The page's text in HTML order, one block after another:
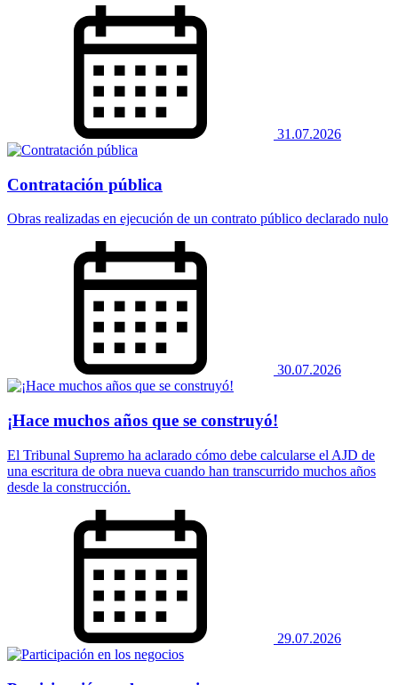
31.07.2026
Contratación pública
Obras realizadas en ejecución de un contrato público declarado nulo
30.07.2026
¡Hace muchos años que se construyó!
El Tribunal Supremo ha aclarado cómo debe calcularse el AJD de
una escritura de obra nueva cuando han transcurrido muchos años
desde la construcción.
29.07.2026